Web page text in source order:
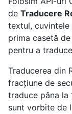
de Traducere
textul, cuvintele
prima casetă
pentru a
Traducerea din
fracțiune de
traduce pâna la
sunt vorbite de